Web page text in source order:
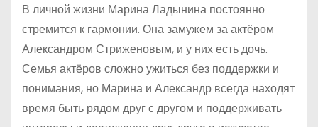
В личной жизни Марина Ладынина постоянно
стремится к гармонии. Она замужем за актёром
Александром Стриженовым, и у них есть дочь.
Семья актёров сложно ужиться без поддержки и
понимания, но Марина и Александр всегда находят
время быть рядом друг с другом и поддерживать